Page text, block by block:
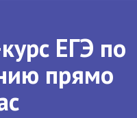
ЕГЭ по
прямо